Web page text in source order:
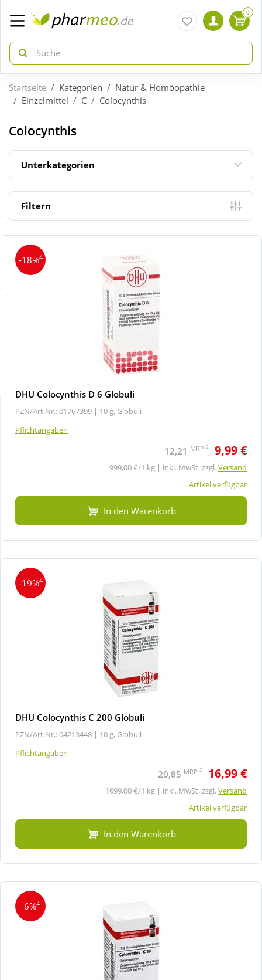
zurück
ÜBERSICHT AKTIONEN
Aktuelle Coupons
Neuheiten
Sale
zurück
ÜBERSICHT KATEGORIEN
Arzneimittel
Diabetes
Körperpflege & Kosmetik
Natur & Homöopathie
Tierbedarf
Wellness
0
Startseite Kategorien
Natur & Homöopathie
Einzelmittel
C Colocynthis
Colocynthis
Unterkategorien
Filtern
-18%4
DHU Colocynthis D 6 Globuli
PZN/Art.Nr.: 01767399 | 10 g, Globuli
Pflichtangaben
12,21 MRP 2 9,99 €
999,00 €/1 kg | inkl. MwSt. zzgl.Versand
Artikel verfügbar
In den Warenkorb
-19%4
DHU Colocynthis C 200 Globuli
PZN/Art.Nr.: 04213448 | 10 g, Globuli
Pflichtangaben
20,85 MRP 2 16,99 €
1699,00 €/1 kg | inkl. MwSt. zzgl.Versand
Artikel verfügbar
In den Warenkorb
-6%4